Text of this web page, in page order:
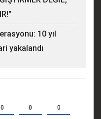
10 yıl
yakalandı
0 0 0